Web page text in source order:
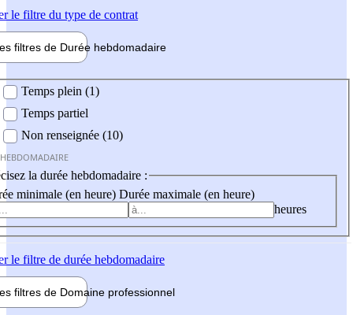
le filtre du type de contrat
filtres de Durée hebdomadaire
Temps plein (1)
Temps partiel
Non renseignée (10)
la durée hebdomadaire :
minimale (en heure) Durée maximale (en heure)
heures
le filtre de durée hebdomadaire
filtres de Domaine professionnel